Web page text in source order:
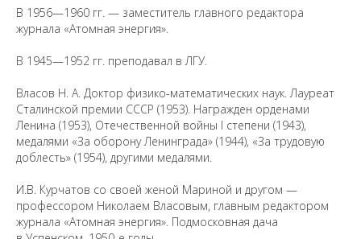
В 1956—1960 гг. — заместитель главного редактора
журнала «Атомная энергия».
В 1945—1952 гг. преподавал в ЛГУ.
Власов Н. А. Доктор физико-математических наук. Лауреат
Сталинской премии СССР (1953). Награжден орденами
Ленина (1953), Отечественной войны I степени (1943),
медалями «За оборону Ленинграда» (1944), «За трудовую
доблесть» (1954), другими медалями.
И.B. Курчатов со своей женой Мариной и другом —
профессором Николаем Власовым, главным редактором
журнала «Атомная энергия». Подмосковная дача
дополнения к материалу
Уважаемые универсанты и гости! Если
вы заметили неточность в опубликованных
сведениях, пожалуйста, сообщите об этом
на электронный адрес pro@spbu.ru